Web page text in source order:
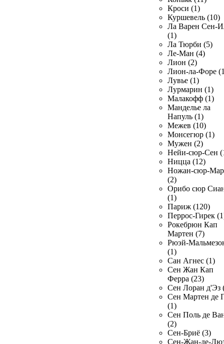
Кроси (1)
Куршевель (10)
Ла Варен Сен-
(1)
Ла Тюрби (5)
Ле-Ман (4)
Лион (2)
Лион-ла-Форе
Лувье (1)
Лурмарин (1)
Малакофф (1)
Манделье ла
Напуль (1)
Межев (10)
Монсегюр (1)
Мужен (2)
Нейи-сюр-Сен
Ницца (12)
Ножан-сюр-
(2)
Орибо сюр
(1)
Париж (120)
Перрос-Гирек
Рокебрюн Кап
Мартен (7)
Рюэй-
(1)
Сан Агнес (1)
Сен Жан Кап
Ферра (23)
Сен Лоран д'Эз
Сен Мартен де
(1)
Сен Поль де
(2)
Сен-Бриё (3)
Сен-Жан-де-